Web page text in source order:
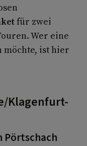
für zwei
Wer eine
ist hier
Klagenfurt-
Pörtschach